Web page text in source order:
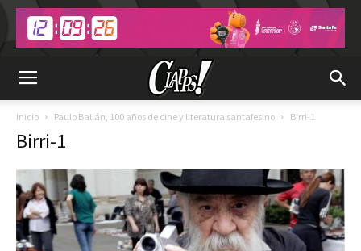
Inicio Paulo Ballán, 100 años de cine y literatura santafesino Birri-1
Birri-1